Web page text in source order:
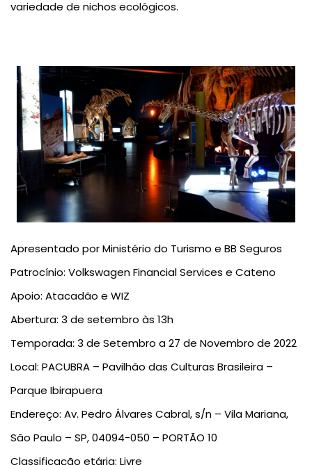
variedade de nichos ecológicos.
Apresentado porMinistério do Turismo e BB Seguros
Patrocínio: Volkswagen Financial Services e Cateno
Apoio: Atacadão e WIZ
Abertura: 3 de setembro às 13h
Temporada: 3 de Setembro a 27 de Novembro de 2022
Local: PACUBRA – Pavilhão das Culturas Brasileira –
Parque Ibirapuera
Endereço: Av. Pedro Álvares Cabral, s/n – Vila Mariana,
São Paulo – SP, 04094-050 – PORTÃO 10
Classificação etária: Livre